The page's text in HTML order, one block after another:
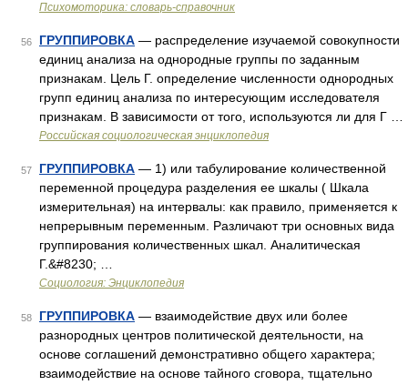
Психомоторика: cловарь-справочник
56 ГРУППИРОВКА — распределение изучаемой совокупности
единиц анализа на однородные группы по заданным
признакам. Цель Г. определение численности однородных
групп единиц анализа по интересующим исследователя
признакам. В зависимости от того, используются ли для Г …
Российская социологическая энциклопедия
57 ГРУППИРОВКА — 1) или табулирование количественной
переменной процедура разделения ее шкалы ( Шкала
измерительная) на интервалы: как правило, применяется к
непрерывным переменным. Различают три основных вида
группирования количественных шкал. Аналитическая
Г.&#8230; …
Социология: Энциклопедия
58 ГРУППИРОВКА — взаимодействие двух или более
разнородных центров политической деятельности, на
основе соглашений демонстративно общего характера;
взаимодействие на основе тайного сговора, тщательно